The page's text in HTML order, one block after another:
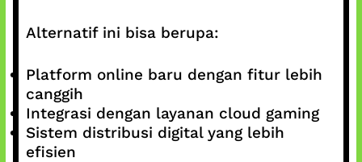
Alternatif ini bisa berupa:
Platform online baru dengan fitur lebih
canggih
Integrasi dengan layanan cloud gaming
Sistem distribusi digital yang lebih
efisien